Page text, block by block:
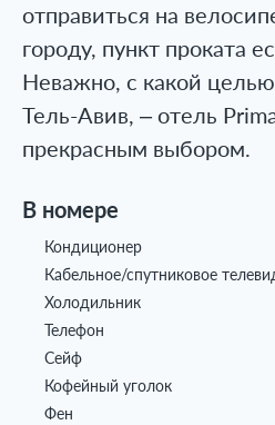
отправиться на
городу, пункт проката
Неважно, с какой
Тель-Авив, – отель
прекрасным выбором.
В номере
Кондиционер
Кабельное/спутниковое
Холодильник
Телефон
Сейф
Кофейный уголок
Фен